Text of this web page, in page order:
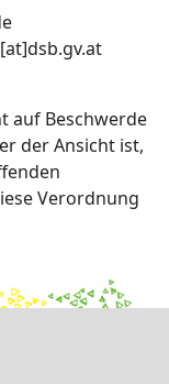
auf Beschwerde
der Ansicht ist,
Verordnung